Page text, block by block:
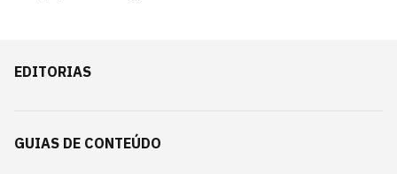
EDITORIAS
GUIAS DE CONTEÚDO